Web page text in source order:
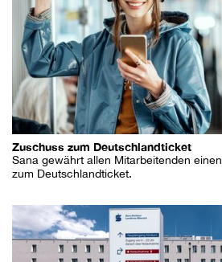
Zuschuss zum Deutschlandticket
Sana gewährt allen Mitarbeitenden
zum Deutschlandticket.